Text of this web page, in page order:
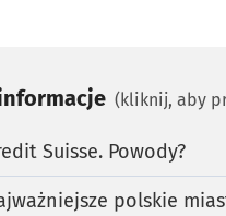
(kliknij, aby
Suisse. Powody?
polskie